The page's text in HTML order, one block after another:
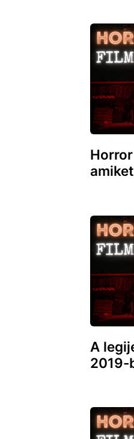
A
2019-